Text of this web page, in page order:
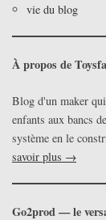
vie du blog
À propos de
Blog d'un maker
enfants aux bancs
système en le
savoir plus →
Go2prod — le